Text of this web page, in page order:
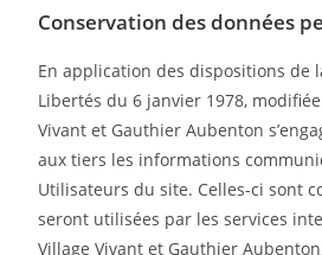
Conservation des données
En application des dispositions de
Libertés du 6 janvier 1978,
Vivant et Gauthier Aubenton
aux tiers les informations
Utilisateurs du site. Celles-ci sont
seront utilisées par les services
Village Vivant et Gauthier